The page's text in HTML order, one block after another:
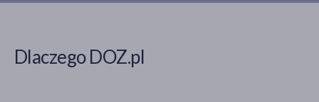
Dlaczego DOZ.pl